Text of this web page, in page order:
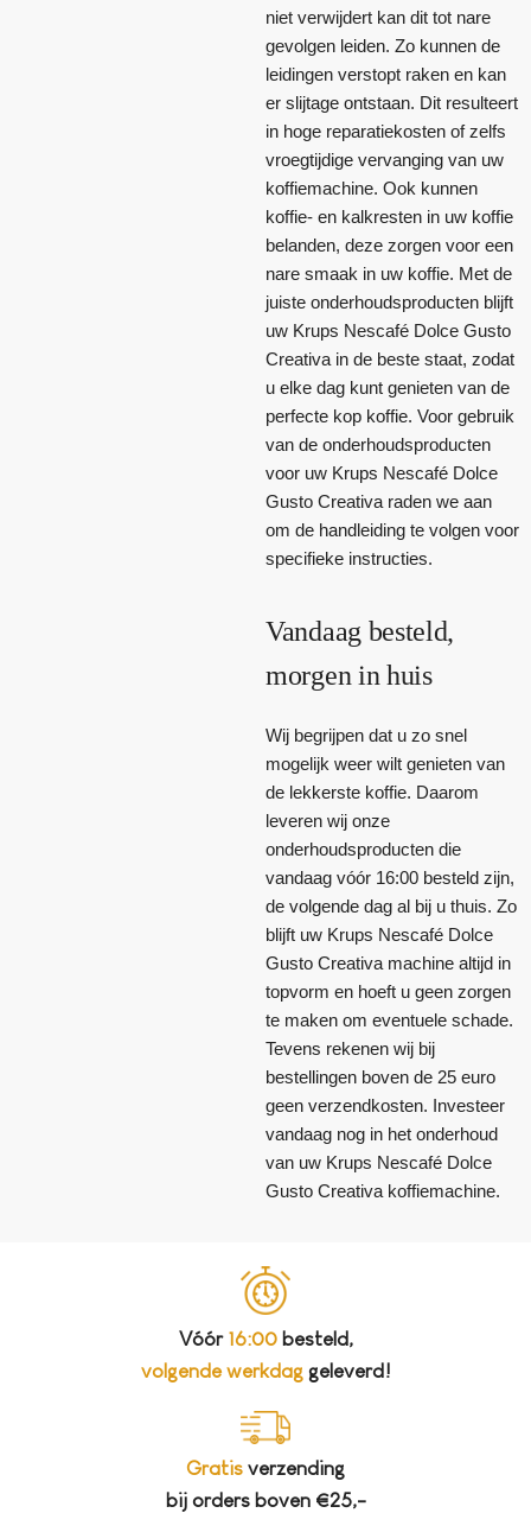
niet verwijdert kan dit tot nare
gevolgen leiden. Zo kunnen de
leidingen verstopt raken en kan
er slijtage ontstaan. Dit resulteert
in hoge reparatiekosten of zelfs
vroegtijdige vervanging van uw
koffiemachine. Ook kunnen
koffie- en kalkresten in uw koffie
belanden, deze zorgen voor een
nare smaak in uw koffie. Met de
juiste onderhoudsproducten blijft
uw Krups Nescafé Dolce Gusto
Creativa in de beste staat, zodat
u elke dag kunt genieten van de
perfecte kop koffie. Voor gebruik
van de onderhoudsproducten
voor uw Krups Nescafé Dolce
Gusto Creativa raden we aan
om de handleiding te volgen voor
specifieke instructies.
Vandaag besteld,
morgen in huis
Wij begrijpen dat u zo snel
mogelijk weer wilt genieten van
de lekkerste koffie. Daarom
leveren wij onze
onderhoudsproducten die
vandaag vóór 16:00 besteld zijn,
de volgende dag al bij u thuis. Zo
blijft uw Krups Nescafé Dolce
Gusto Creativa machine altijd in
topvorm en hoeft u geen zorgen
te maken om eventuele schade.
Tevens rekenen wij bij
bestellingen boven de 25 euro
geen verzendkosten. Investeer
vandaag nog in het onderhoud
van uw Krups Nescafé Dolce
Gusto Creativa koffiemachine.
Vóór 16:00besteld,
volgende werkdaggeleverd!
Gratis verzending
bij orders boven €25,-